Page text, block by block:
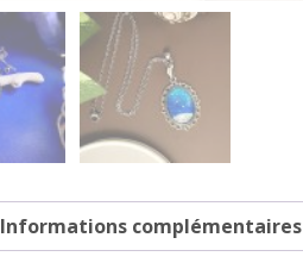
Informations complémentaires